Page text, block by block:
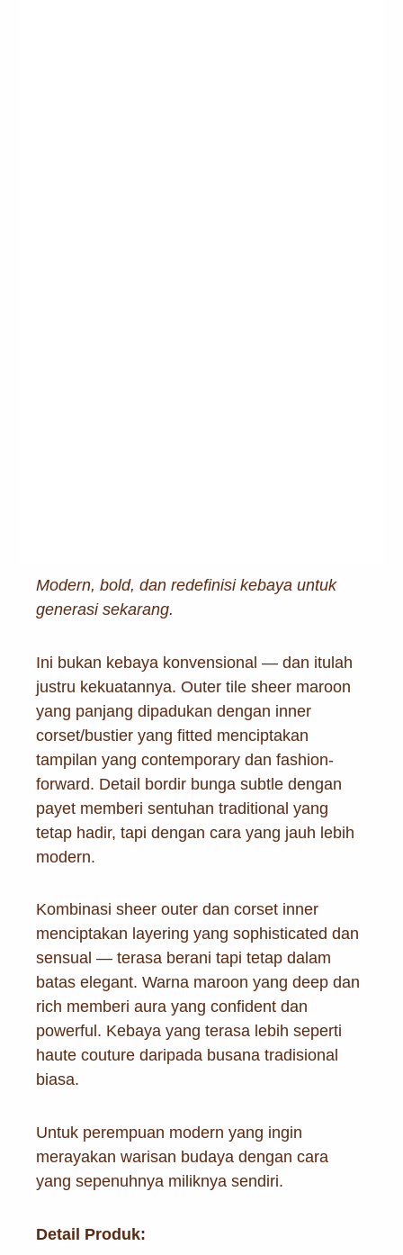
Modern, bold, dan redefinisi kebaya untuk
generasi sekarang.
Ini bukan kebaya konvensional — dan itulah
justru kekuatannya. Outer tile sheer maroon
yang panjang dipadukan dengan inner
corset/bustier yang fitted menciptakan
tampilan yang contemporary dan fashion-
forward. Detail bordir bunga subtle dengan
payet memberi sentuhan traditional yang
tetap hadir, tapi dengan cara yang jauh lebih
modern.
Kombinasi sheer outer dan corset inner
menciptakan layering yang sophisticated dan
sensual — terasa berani tapi tetap dalam
batas elegant. Warna maroon yang deep dan
rich memberi aura yang confident dan
powerful. Kebaya yang terasa lebih seperti
haute couture daripada busana tradisional
biasa.
Untuk perempuan modern yang ingin
merayakan warisan budaya dengan cara
yang sepenuhnya miliknya sendiri.
Detail Produk: